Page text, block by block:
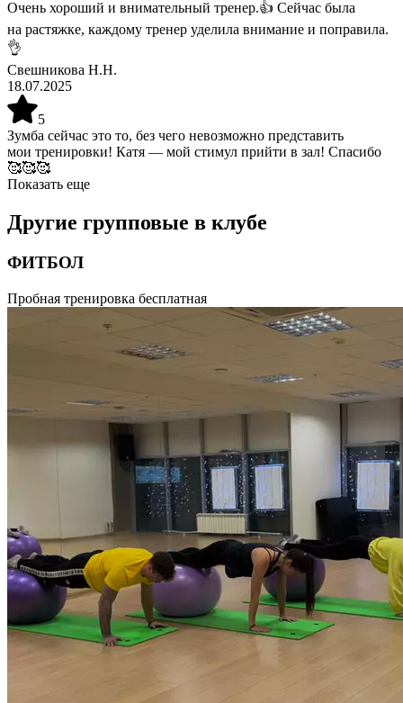
Очень хороший и внимательный тренер.👍 Сейчас была
на растяжке, каждому тренер уделила внимание и поправила.
👌
Свешникова Н.Н.
18.07.2025
5
Зумба сейчас это то, без чего невозможно представить
мои тренировки! Катя — мой стимул прийти в зал! Спасибо
🥰🥰🥰
Показать еще
Другие групповые в клубе
ФИТБОЛ
Гимнастический мяч — один из эффективных тренажеров
в любой тренировке. Добавив фитбол в свой тренировочный
комплекс, вы сможете улучшить все аспекты своей
физической формы, силы, баланса и гибкости. Это отличный
способ задействовать мышцы кора ​​и просто все тело только
за одну тренировку. Продолжительность 55 мин
Пробная тренировка бесплатная